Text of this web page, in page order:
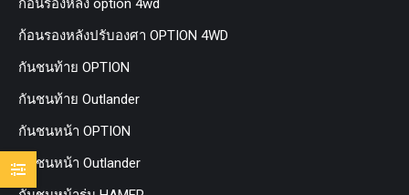
ก้อนรองหลัง option 4wd
ก้อนรองหลังปรับองศา OPTION 4WD
กันชนท้าย OPTION
กันชนท้าย Outlander
กันชนหน้า OPTION
กันชนหน้า Outlander